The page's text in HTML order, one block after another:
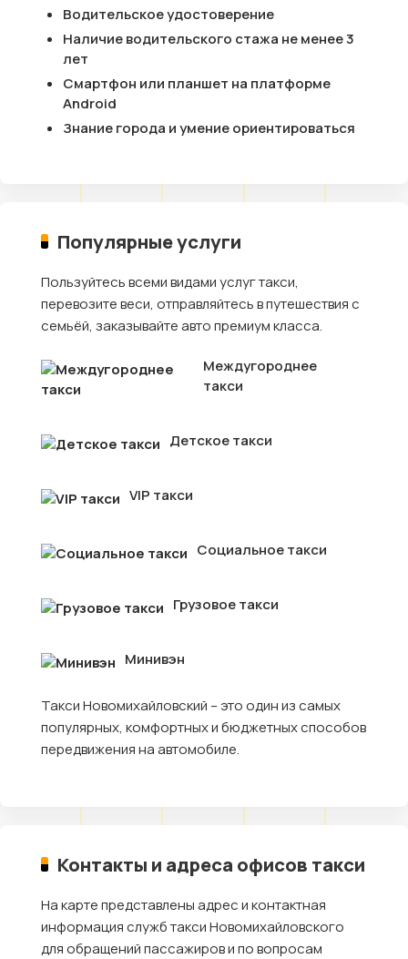
Водительское удостоверение
Наличие водительского стажа не менее 3
лет
Смартфон или планшет на платформе
Android
Знание города и умение ориентироваться
Популярные услуги
Пользуйтесь всеми видами услуг такси,
перевозите веси, отправляйтесь в путешествия с
семьёй, заказывайте авто премиум класса.
Междугороднее
такси
Детское такси
VIP такси
Социальное такси
Грузовое такси
Минивэн
Такси Новомихайловский – это один из самых
популярных, комфортных и бюджетных способов
передвижения на автомобиле.
Контакты и адреса офисов такси
На карте представлены адрес и контактная
информация служб такси Новомихайловского
для обращений пассажиров и по вопросам